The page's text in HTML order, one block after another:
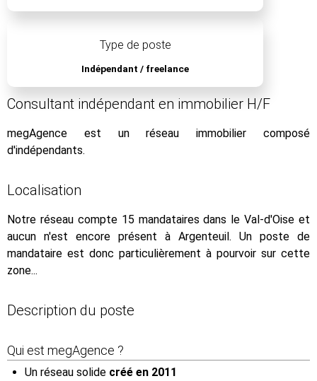
Type de poste
Indépendant / freelance
Consultant indépendant en immobilier H/F
megAgence est un réseau immobilier composé
d'indépendants.
Localisation
Notre réseau compte 15 mandataires dans le Val-d'Oise et
aucun n'est encore présent à Argenteuil. Un poste de
mandataire est donc particulièrement à pourvoir sur cette
zone...
Description du poste
Qui est megAgence ?
Un réseau solide créé en 2011